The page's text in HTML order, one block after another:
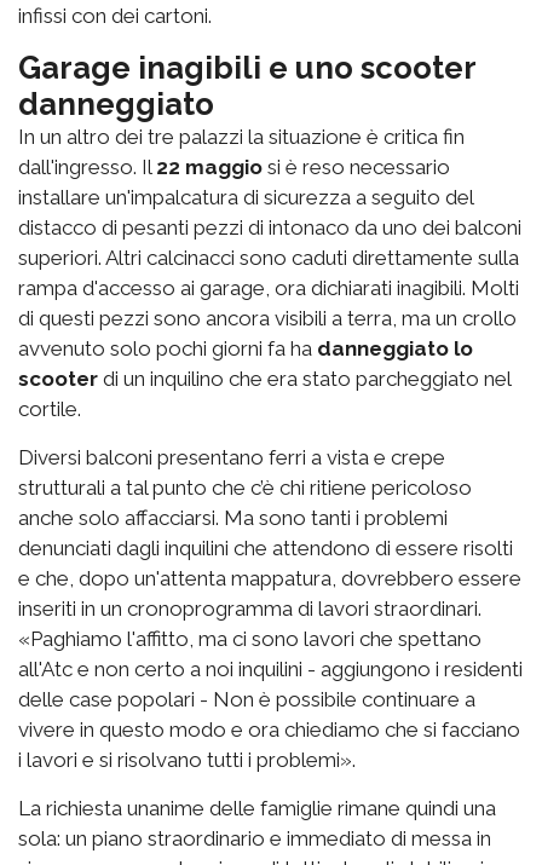
infissi con dei cartoni.
Garage inagibili e uno scooter
danneggiato
In un altro dei tre palazzi la situazione è critica fin
dall'ingresso. Il 22 maggio si è reso necessario
installare un'impalcatura di sicurezza a seguito del
distacco di pesanti pezzi di intonaco da uno dei balconi
superiori. Altri calcinacci sono caduti direttamente sulla
rampa d'accesso ai garage, ora dichiarati inagibili. Molti
di questi pezzi sono ancora visibili a terra, ma un crollo
avvenuto solo pochi giorni fa ha danneggiato lo
scooter di un inquilino che era stato parcheggiato nel
cortile.
Diversi balconi presentano ferri a vista e crepe
strutturali a tal punto che c’è chi ritiene pericoloso
anche solo affacciarsi. Ma sono tanti i problemi
denunciati dagli inquilini che attendono di essere risolti
e che, dopo un'attenta mappatura, dovrebbero essere
inseriti in un cronoprogramma di lavori straordinari.
«Paghiamo l'affitto, ma ci sono lavori che spettano
all'Atc e non certo a noi inquilini - aggiungono i residenti
delle case popolari - Non è possibile continuare a
vivere in questo modo e ora chiediamo che si facciano
i lavori e si risolvano tutti i problemi».
La richiesta unanime delle famiglie rimane quindi una
sola: un piano straordinario e immediato di messa in